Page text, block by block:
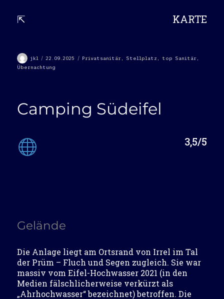
⇱ KARTE
Autor
jkl
Veröffentlicht
22.09.2025 Kategorien
Privatsanitär, Stellplatz top Sanitär,
Übernachtung
Camping Südeifel
3,5/5
Gelände
Die Anlage liegt am Ortsrand von Irrel im Tal
der Prüm – Fluch und Segen zugleich. Sie war
massiv vom Eifel-Hochwasser 2021 (in den
Medien fälschlicherweise verkürzt als
„Ahrhochwasser“ bezeichnet) betroffen. Die